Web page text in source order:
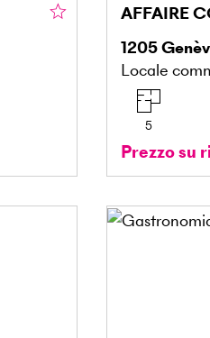
1205
Locale
5
Prezzo su